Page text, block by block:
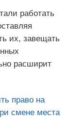
работать
их, завещать
расширит
право на
смене места